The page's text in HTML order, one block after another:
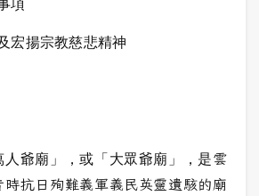
項
宏揚宗教慈悲精神
人爺廟」，或「大眾爺廟」，是雲
抗日殉難義軍義民英靈遺駭的廟